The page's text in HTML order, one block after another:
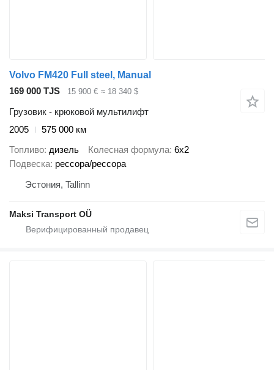
Volvo FM420 Full steel, Manual
169 000 TJS
15 900 € ≈ 18 340 $
Грузовик - крюковой мультилифт
2005
575 000 км
Топливо дизель Колесная формула 6x2
Подвеска рессора/рессора
Эстония, Tallinn
Maksi Transport OÜ